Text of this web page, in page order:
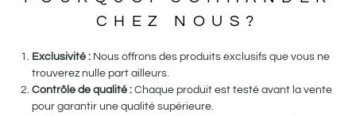
CHEZ NOUS?
Exclusivité : Nous offrons des produits exclusifs que vous ne
trouverez nulle part ailleurs.
Contrôle de qualité : Chaque produit est testé avant la vente
pour garantir une qualité supérieure.